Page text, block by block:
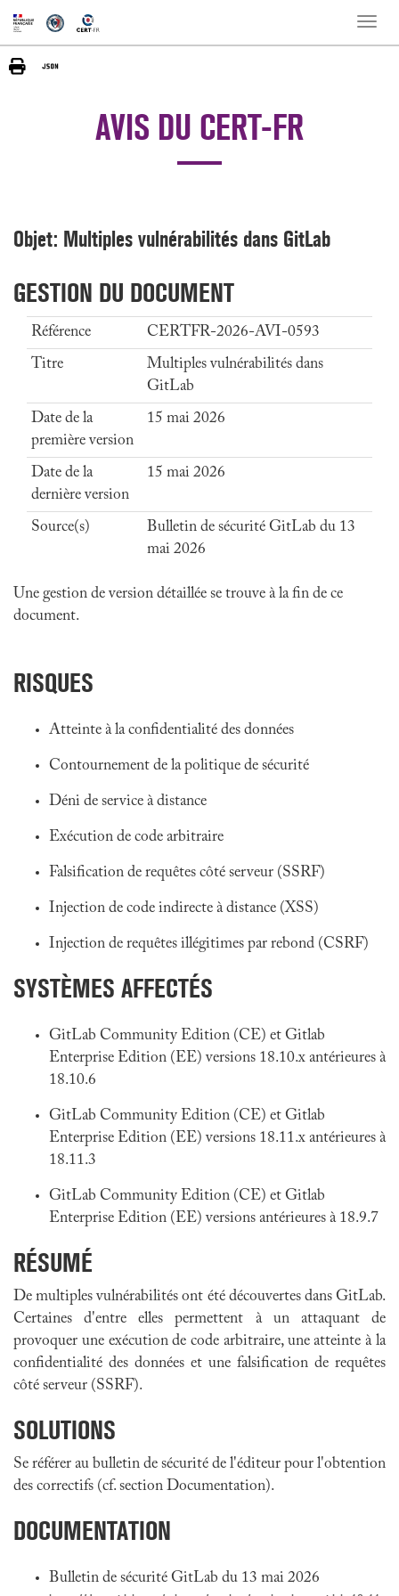
Toggle
AVIS DU CERT-FR
Objet: Multiples vulnérabilités dans GitLab
GESTION DU DOCUMENT
Référence
CERTFR-2026-AVI-0593
Titre
Multiples vulnérabilités dans
GitLab
Date de la
première version
15 mai 2026
Date de la
dernière version
15 mai 2026
Source(s)
Bulletin de sécurité GitLab du 13
mai 2026
Une gestion de version détaillée se trouve à la fin de ce
document.
RISQUES
Atteinte à la confidentialité des données
Contournement de la politique de sécurité
Déni de service à distance
Exécution de code arbitraire
Falsification de requêtes côté serveur (SSRF)
Injection de code indirecte à distance (XSS)
Injection de requêtes illégitimes par rebond (CSRF)
SYSTÈMES AFFECTÉS
GitLab Community Edition (CE) et Gitlab
Enterprise Edition (EE) versions 18.10.x antérieures à
18.10.6
GitLab Community Edition (CE) et Gitlab
Enterprise Edition (EE) versions 18.11.x antérieures à
18.11.3
GitLab Community Edition (CE) et Gitlab
Enterprise Edition (EE) versions antérieures à 18.9.7
RÉSUMÉ
De multiples vulnérabilités ont été découvertes dans GitLab.
Certaines d'entre elles permettent à un attaquant de
provoquer une exécution de code arbitraire, une atteinte à la
confidentialité des données et une falsification de requêtes
côté serveur (SSRF).
SOLUTIONS
Se référer au bulletin de sécurité de l'éditeur pour l'obtention
des correctifs (cf. section Documentation).
DOCUMENTATION
Bulletin de sécurité GitLab du 13 mai 2026